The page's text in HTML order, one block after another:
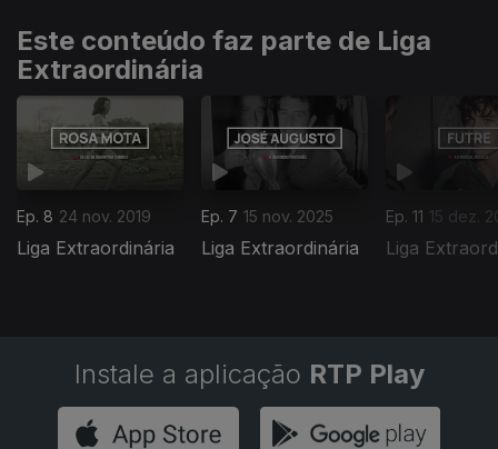
Este conteúdo faz parte de Liga
Extraordinária
Ep. 8 24 nov. 2019
Liga Extraordinária
Ep. 7 15 nov. 2025
Liga Extraordinária
Ep. 11 15 dez.
Liga
Instale a aplicação RTP Play